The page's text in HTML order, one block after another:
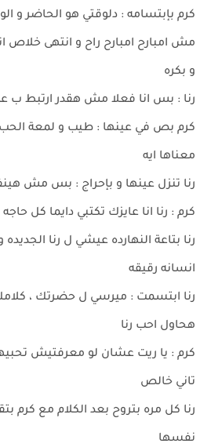
كرم بإبتسامه : دلوقتي هو الحاضر و
مش امبارح امبارح راح و انتهى خلاص
و بكره
رنا : بس انا فعلا مش هقدر ارتبط ب
كرم بص في عينها : طيب و لمعة الحب
معناها ايه
رنا تنزل عينها و بإحراج : بس مش
كرم : رنا انا عايزك تكتبي دايما كل
رنا بتاعة النهارده عيشي ل رنا
انسانه رقيقه
رنا ابتسمت : ميرسي ل حضرتك ،
هحاول احب رنا
كرم : يا ريت عشان لو معرفتيش
تاني خالص
رنا كل مره بتروح بعد الكلام مع كرم
نفسها